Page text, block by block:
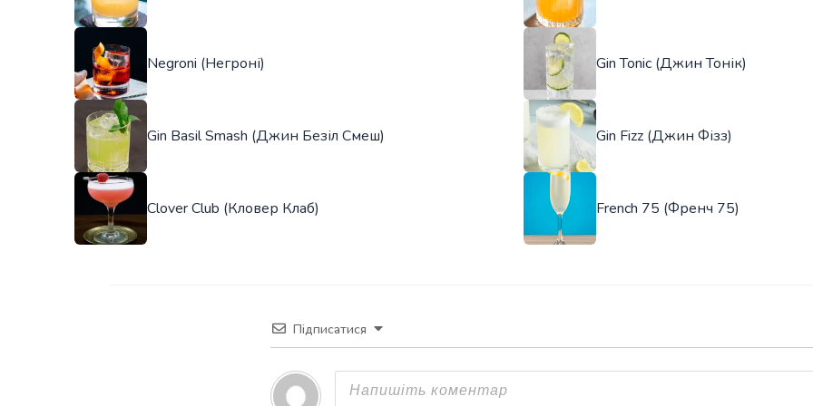
Negroni (Негроні) Gin Tonic (Джин Тонік)
Gin Basil Smash (Джин Безіл Смеш) Gin Fizz (Джин Фізз)
Clover Club (Кловер Клаб) French 75 (Френч 75)
Підписатися